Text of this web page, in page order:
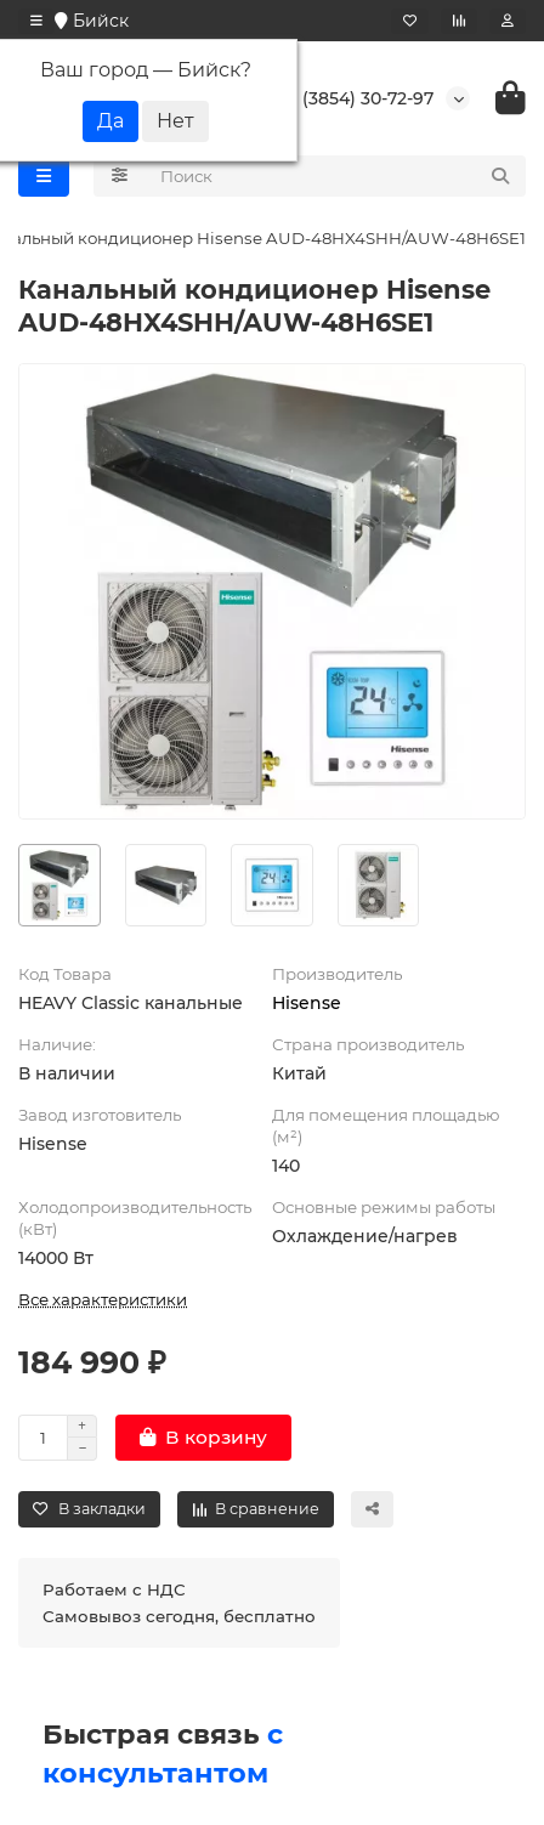
Бийск
Ваш город — Бийск?
+7 (3854) 30-72-97
кондиционер Hisense AUD-48HX4SHH/AUW-48H6SE1
Канальный кондиционер Hisense
AUD-48HX4SHH/AUW-48H6SE1
Код Товара
HEAVY Classic канальные
Производитель
Hisense
Наличие:
В наличии
Страна производитель
Китай
Завод изготовитель
Hisense
Для помещения площадью
(м²)
140
Холодопроизводительность
(кВт)
14000 Вт
Основные режимы работы
Охлаждение/нагрев
Все характеристики
184 990 ₽
В корзину
В закладки В сравнение
Работаем с НДС
Самовывоз сегодня, бесплатно
Быстрая связь с
консультантом